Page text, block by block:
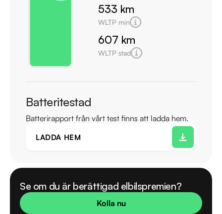
533 km
WLTP min
607 km
WLTP stad
Batteritestad
Batterirapport från vårt test finns att ladda hem.
LADDA HEM
Se om du är berättigad elbilspremien?
Kolla nu